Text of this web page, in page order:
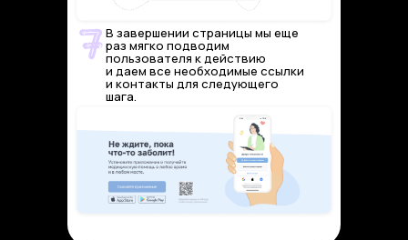
В завершении страницы мы еще
раз мягко подводим
пользователя к действию
и даем все необходимые ссылки
и контакты для следующего
шага.